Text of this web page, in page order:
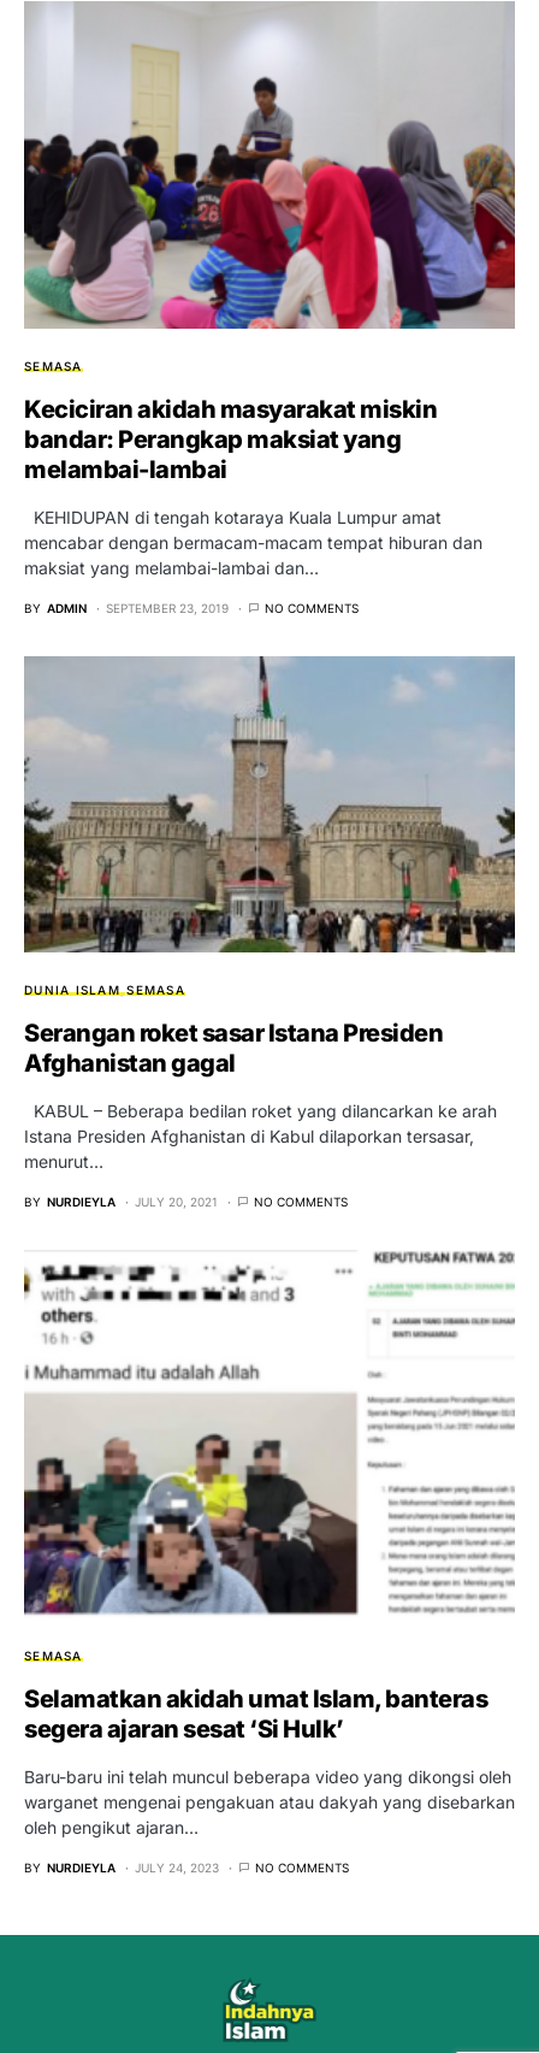
SEMASA
Keciciran akidah masyarakat miskin
bandar: Perangkap maksiat yang
melambai-lambai
KEHIDUPAN di tengah kotaraya Kuala Lumpur amat
mencabar dengan bermacam-macam tempat hiburan dan
maksiat yang melambai-lambai dan…
BY ADMIN SEPTEMBER 23, 2019 NO COMMENTS
DUNIA ISLAM SEMASA
Serangan roket sasar Istana Presiden
Afghanistan gagal
KABUL – Beberapa bedilan roket yang dilancarkan ke arah
Istana Presiden Afghanistan di Kabul dilaporkan tersasar,
menurut…
BY NURDIEYLA JULY 20, 2021 NO COMMENTS
SEMASA
Selamatkan akidah umat Islam, banteras
segera ajaran sesat ‘Si Hulk’
Baru-baru ini telah muncul beberapa video yang dikongsi oleh
warganet mengenai pengakuan atau dakyah yang disebarkan
oleh pengikut ajaran…
BY NURDIEYLA JULY 24, 2023 NO COMMENTS